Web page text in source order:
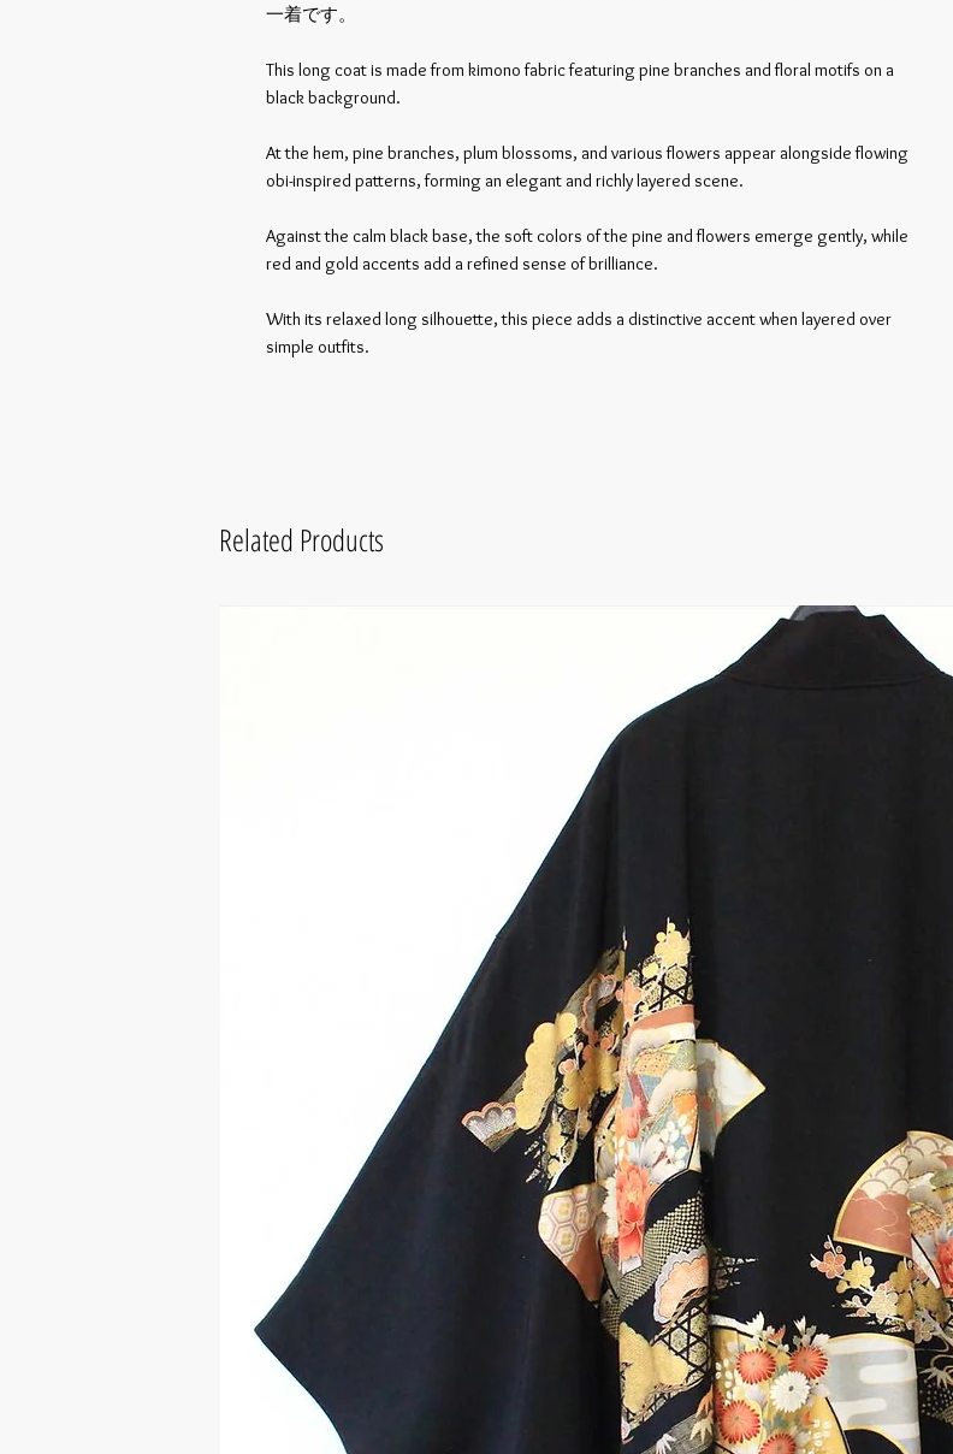
一着です。
This long coat is made from kimono fabric featuring pine branches and floral motifs on a
black background.
At the hem, pine branches, plum blossoms, and various flowers appear alongside flowing
obi-inspired patterns, forming an elegant and richly layered scene.
Against the calm black base, the soft colors of the pine and flowers emerge gently, while
red and gold accents add a refined sense of brilliance.
With its relaxed long silhouette, this piece adds a distinctive accent when layered over
simple outfits.
Related Products